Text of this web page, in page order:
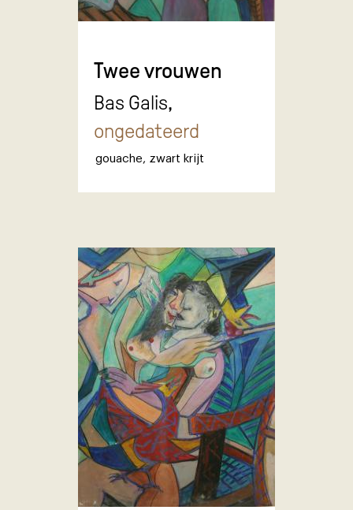
Twee vrouwen
Bas Galis,
ongedateerd
gouache, zwart krijt